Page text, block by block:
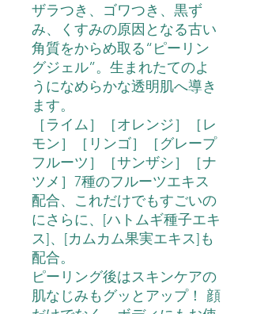
ザラつき、ゴワつき、黒ず
み、くすみの原因となる古い
角質をからめ取る“ピーリン
グジェル”。生まれたてのよ
うになめらかな透明肌へ導き
ます。
［ライム］［オレンジ］［レ
モン］［リンゴ］［グレープ
フルーツ］［サンザシ］［ナ
ツメ］7種のフルーツエキス
配合、これだけでもすごいの
にさらに、[ハトムギ種子エキ
ス]、[カムカム果実エキス]も
配合。
ピーリング後はスキンケアの
肌なじみもグッとアップ！ 顔